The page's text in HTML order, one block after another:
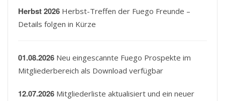
Herbst 2026 Herbst-Treffen der Fuego Freunde –
Details folgen in Kürze
01.08.2026 Neu eingescannte Fuego Prospekte im
Mitgliederbereich als Download verfügbar
12.07.2026 Mitgliederliste aktualisiert und ein neuer